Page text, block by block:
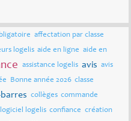
affectation par classe
logelis aide en ligne aide en
assistance logelis avis avis
Bonne année 2026 classe
collèges commande
logelis confiance création